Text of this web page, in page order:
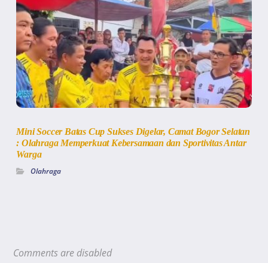
Mini Soccer Batas Cup Sukses Digelar, Camat Bogor Selatan
: Olahraga Memperkuat Kebersamaan dan Sportivitas Antar
Warga
Olahraga
Comments are disabled